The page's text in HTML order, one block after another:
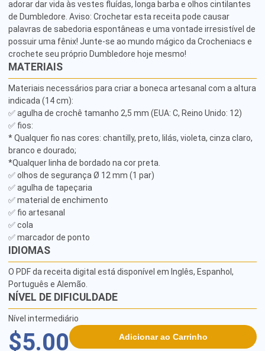
adorar dar vida às vestes fluídas, longa barba e olhos cintilantes
de Dumbledore. Aviso: Crochetar esta receita pode causar
palavras de sabedoria espontâneas e uma vontade irresistível de
possuir uma fênix! Junte-se ao mundo mágico da Crocheniacs e
crochete seu próprio Dumbledore hoje mesmo!
MATERIAIS
Materiais necessários para criar a boneca artesanal com a altura
indicada (14 cm):
✅ agulha de crochê tamanho 2,5 mm (EUA: C, Reino Unido: 12)
✅ fios:
* Qualquer fio nas cores: chantilly, preto, lilás, violeta, cinza claro,
branco e dourado;
*Qualquer linha de bordado na cor preta.
✅ olhos de segurança Ø 12 mm (1 par)
✅ agulha de tapeçaria
✅ material de enchimento
✅ fio artesanal
✅ cola
✅ marcador de ponto
IDIOMAS
O PDF da receita digital está disponível em Inglês, Espanhol,
Português e Alemão.
NÍVEL DE DIFICULDADE
Nível intermediário
$5.00 Adicionar ao Carrinho